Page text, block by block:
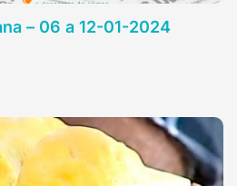
– 06 a 12-01-2024